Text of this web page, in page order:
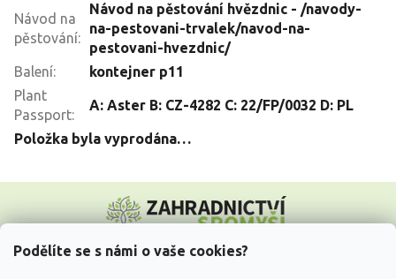
Podělíte se s námi o vaše cookies?
Návod na
pěstování:
Návod na pěstování hvězdnic - /navody-
na-pestovani-trvalek/navod-na-
pestovani-hvezdnic/
Balení:
kontejner p11
Plant
Passport:
A: Aster B: CZ-4282 C: 22/FP/0032 D: PL
Položka byla vyprodána…
p